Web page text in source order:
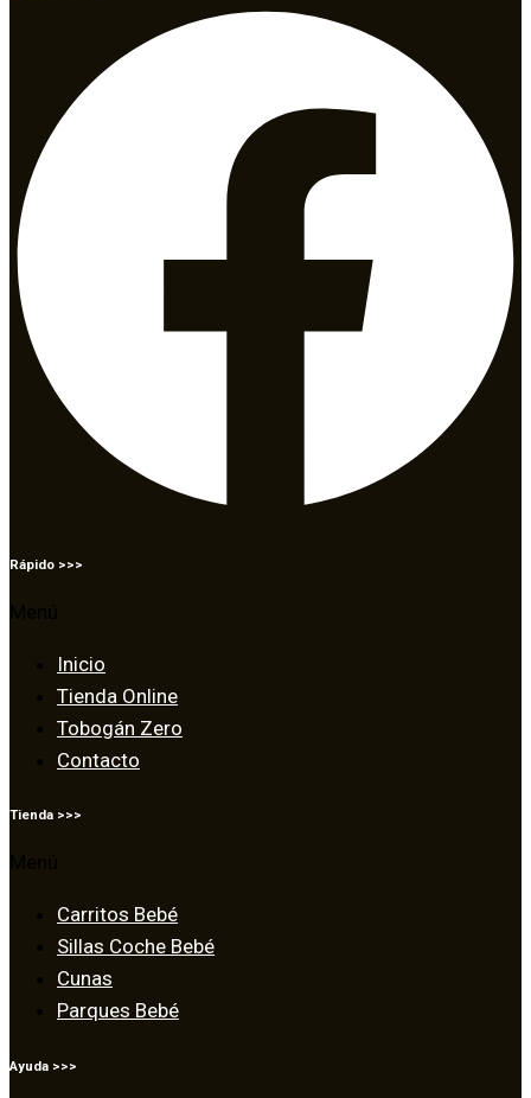
Rápido >>>
Inicio
Tienda Online
Tobogán Zero
Contacto
Tienda >>>
Carritos Bebé
Sillas Coche Bebé
Cunas
Parques Bebé
Ayuda >>>